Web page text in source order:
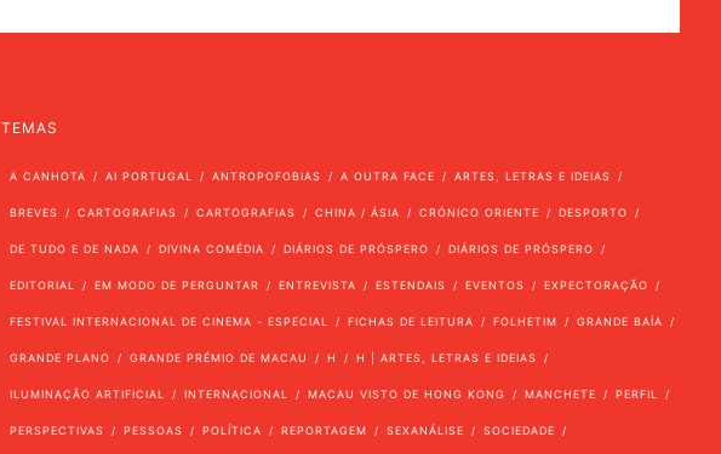
TEMAS
A CANHOTA AI PORTUGAL ANTROPOFOBIAS A OUTRA FACE ARTES, LETRAS E IDEIAS
BREVES CARTOGRAFIAS CARTOGRAFIAS CHINA / ÁSIA CRÓNICO ORIENTE DESPORTO
DE TUDO E DE NADA DIVINA COMÉDIA DIÁRIOS DE PRÓSPERO DIÁRIOS DE PRÓSPERO
EDITORIAL EM MODO DE PERGUNTAR ENTREVISTA ESTENDAIS EVENTOS EXPECTORAÇÃO
FESTIVAL INTERNACIONAL DE CINEMA - ESPECIAL FICHAS DE LEITURA FOLHETIM GRANDE BAÍA
GRANDE PLANO GRANDE PRÉMIO DE MACAU H H | ARTES, LETRAS E IDEIAS
ILUMINAÇÃO ARTIFICIAL INTERNACIONAL MACAU VISTO DE HONG KONG MANCHETE PERFIL
PERSPECTIVAS PESSOAS POLÍTICA REPORTAGEM SEXANÁLISE SOCIEDADE